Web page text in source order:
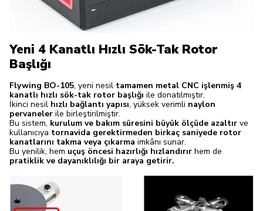
Yeni 4 Kanatlı Hızlı Sök-Tak Rotor
Başlığı
Flywing BO-105, yeni nesil tamamen metal CNC işlenmiş 4
kanatlı hızlı sök-tak rotor başlığı ile donatılmıştır.
İkinci nesil hızlı bağlantı yapısı, yüksek verimli naylon
pervaneler ile birleştirilmiştir.
Bu sistem, kurulum ve bakım süresini büyük ölçüde azaltır ve
kullanıcıya tornavida gerektirmeden birkaç saniyede rotor
kanatlarını takma veya çıkarma imkânı sunar.
Bu yenilik, hem uçuş öncesi hazırlığı hızlandırır hem de
pratiklik ve dayanıklılığı bir araya getirir.